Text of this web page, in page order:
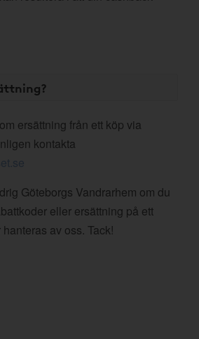
ersättning från ett köp via
kontakta
Göteborgs Vandrarhem om du
eller ersättning på ett
av oss. Tack!